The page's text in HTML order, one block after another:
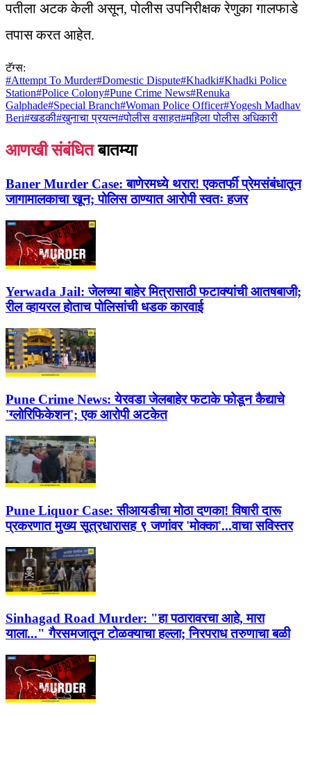
पतीला अटक केली असून, पोलीस उपनिरीक्षक रेणुका गालफाडे
तपास करत आहेत.
टॅग्स:
#Attempt To Murder#Domestic Dispute#Khadki#Khadki Police
Station#Police Colony#Pune Crime News#Renuka
Galphade#Special Branch#Woman Police Officer#Yogesh Madhav
Beri#खडकी#खुनाचा प्रयत्न#पोलीस वसाहत#महिला पोलीस अधिकारी
आणखी संबंधित बातम्या
Baner Murder Case: बाणेरमध्ये थरार! एकतर्फी प्रेमसंबंधातून
जागामालकाचा खून; पोलिस ठाण्यात आरोपी स्वतः हजर
Yerwada Jail: जेलच्या बाहेर मित्रासाठी फटाक्यांची आतषबाजी;
रील व्हायरल होताच पोलिसांची धडक कारवाई
Pune Crime News: येरवडा जेलबाहेर फटाके फोडून कैद्याचे
'ग्लोरिफिकेशन'; एक आरोपी अटकेत
Pune Liquor Case: सीआयडीचा मोठा दणका! विषारी दारू
प्रकरणात मुख्य सूत्रधारासह ९ जणांवर 'मोक्का'...वाचा सविस्तर
Sinhagad Road Murder: "हा पठारावरचा आहे, मारा
याला..." गैरसमजातून टोळक्याचा हल्ला; निरपराध तरुणाचा बळी